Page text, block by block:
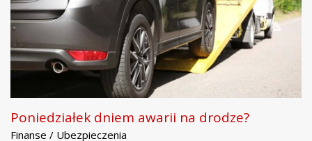
Poniedziałek dniem awarii na drodze?
Finanse / Ubezpieczenia